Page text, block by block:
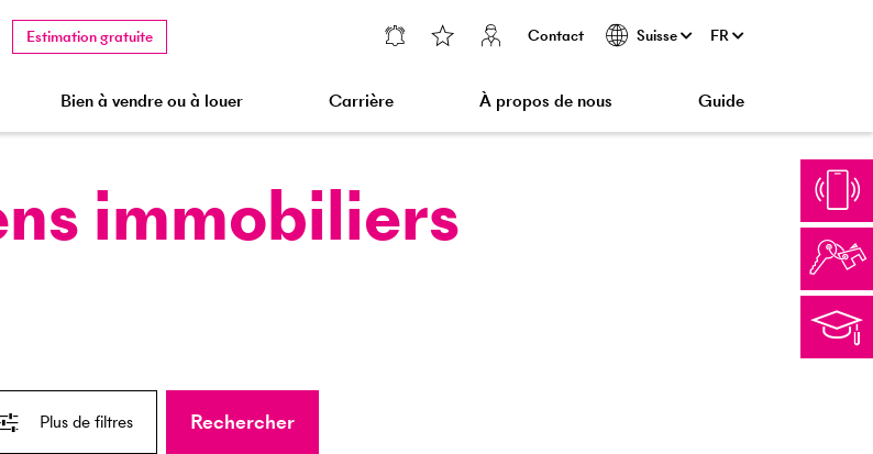
Estimation gratuite Contact Suisse FR
Bien à vendre ou à louer Carrière À propos de nous Guide
immobiliers
Plus de filtres Rechercher